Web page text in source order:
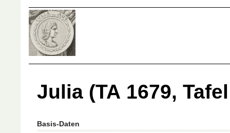
Julia (TA 1679,
Basis-Daten